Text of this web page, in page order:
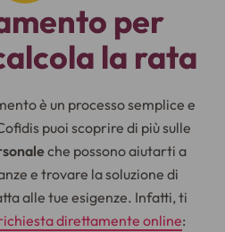
per
la rata
è un processo semplice e
puoi scoprire di più sulle
che possono aiutarti a
e trovare la soluzione di
alle tue esigenze. Infatti, ti
direttamente online: